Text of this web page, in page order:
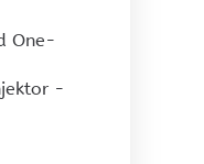
One-
-